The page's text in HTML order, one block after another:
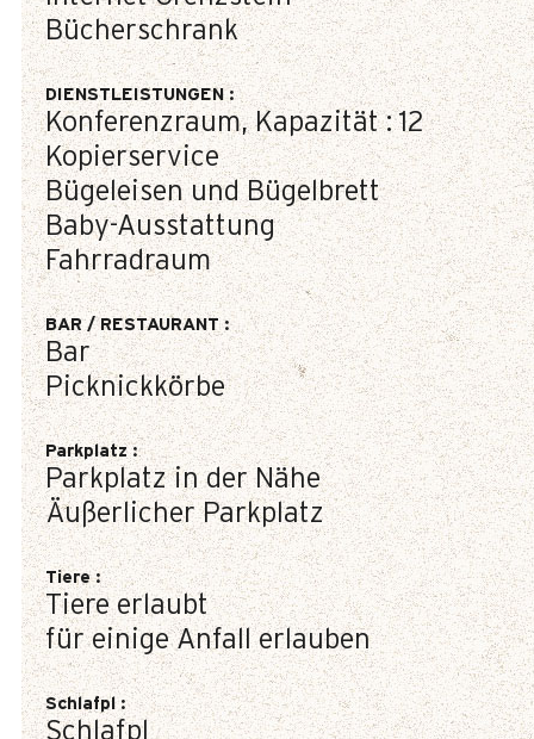
Bücherschrank
DIENSTLEISTUNGEN:
Konferenzraum, Kapazität :12
Kopierservice
Bügeleisen und Bügelbrett
Baby-Ausstattung
Fahrradraum
BAR / RESTAURANT:
Bar
Picknickkörbe
Parkplatz:
Parkplatz in der Nähe
Äußerlicher Parkplatz
Tiere:
Tiere erlaubt
für einige Anfall erlauben
Schlafpl:
Schlafpl